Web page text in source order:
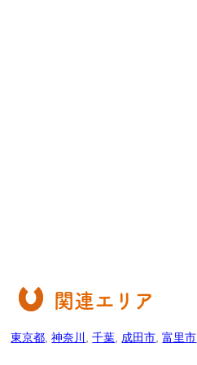
関連エリア
東京都 ,神奈川 ,千葉 成田市 ,富里市